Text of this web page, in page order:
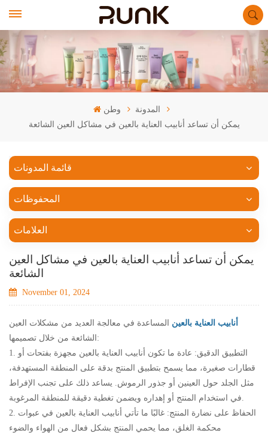
وطن
المدونة
يمكن أن تساعد أنابيب العناية بالعين في مشاكل العين الشائعة
قائمة المدونات
المحفوظات
العلامات
يمكن أن تساعد أنابيب العناية بالعين في مشاكل العين
الشائعة
November 01, 2024
أنابيب العناية بالعين المساعدة في معالجة العديد من مشكلات العين
الشائعة من خلال تصميمها:
1. التطبيق الدقيق: عادة ما تكون أنابيب العناية بالعين مجهزة بفتحات أو
قطارات صغيرة، مما يسمح بتطبيق المنتج بدقة على المنطقة المستهدفة،
مثل الجلد حول العينين أو جذور الرموش. يساعد ذلك على تجنب الإفراط
2. الحفاظ على نضارة المنتج: غالبًا ما تأتي أنابيب العناية بالعين في عبوات
محكمة الغلق، مما يحمي المنتج بشكل فعال من الهواء والضوء